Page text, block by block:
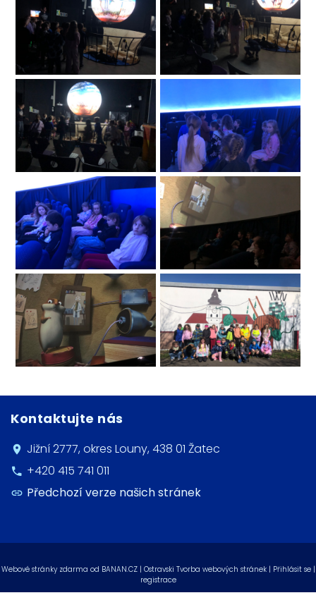
Kontaktujte nás
Jižní 2777, okres Louny, 438 01 Žatec
+420 415 741 011
Předchozí verze našich stránek
Webové stránky zdarma od BANAN.CZ| Ostravski Tvorba webových stránek | Přihlásit se |
registrace